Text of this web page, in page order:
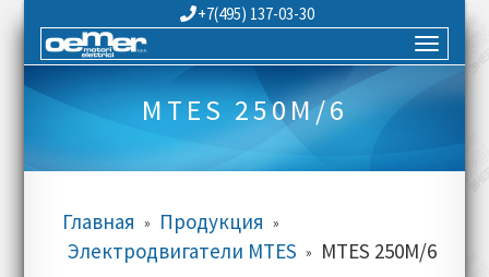
+7(495) 137-03-30
MTES 250M/6
Главная » Продукция »
Электродвигатели MTES » MTES 250M/6